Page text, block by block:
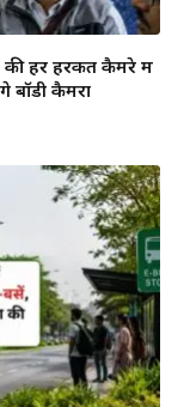
हर हरकत कैमरे में
बॉडी कैमरा